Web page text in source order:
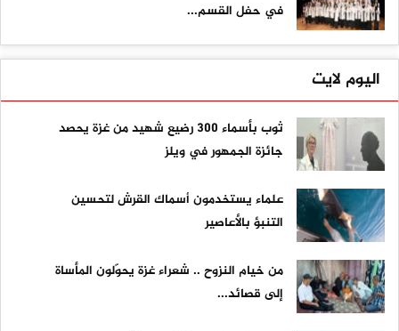
في حفل القسم...
اليوم لايت
ثوب بأسماء 300 رضيع شهيد من غزة يحصد
جائزة الجمهور في ويلز
علماء يستخدمون أسماك القرش لتحسين
التنبؤ بالأعاصير
من خيام النزوح .. شعراء غزة يحوّلون المأساة
إلى قصائد...